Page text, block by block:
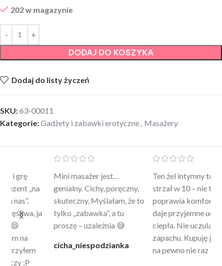
202 w magazynie
DODAJ DO KOSZYKA
Dodaj do listy życzeń
SKU:63-00011
Kategorie:Gadżety i zabawki erotyczne, Masażery
Mini masażer jest…
genialny. Cichy, poręczny,
skuteczny. Myślałam, że to
tylko „zabawka”, a tu
proszę – uzależnia 😅
cicha_niespodzianka
Ten żel intymny to był
strzał w 10 – nie tylko
poprawia komfort, ale też
daje przyjemne uczucie
ciepła. Nie uczula, bez
zapachu. Kupuję już 3 raz i
na pewno nie raz kupie